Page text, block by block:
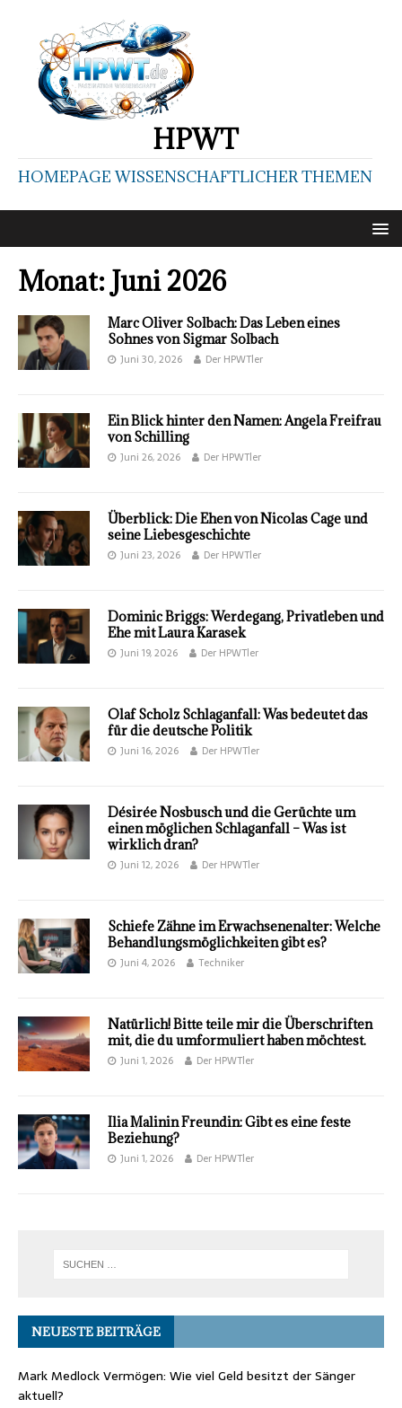
HPWT
HOMEPAGE WISSENSCHAFTLICHER THEMEN
Monat: Juni 2026
Marc Oliver Solbach: Das Leben eines
Sohnes von Sigmar Solbach
Juni 30, 2026 Der HPWTler
Ein Blick hinter den Namen: Angela Freifrau
von Schilling
Juni 26, 2026 Der HPWTler
Überblick: Die Ehen von Nicolas Cage und
seine Liebesgeschichte
Juni 23, 2026 Der HPWTler
Dominic Briggs: Werdegang, Privatleben und
Ehe mit Laura Karasek
Juni 19, 2026 Der HPWTler
Olaf Scholz Schlaganfall: Was bedeutet das
für die deutsche Politik
Juni 16, 2026 Der HPWTler
Désirée Nosbusch und die Gerüchte um
einen möglichen Schlaganfall – Was ist
wirklich dran?
Juni 12, 2026 Der HPWTler
Schiefe Zähne im Erwachsenenalter: Welche
Behandlungsmöglichkeiten gibt es?
Juni 4, 2026 Techniker
Natürlich! Bitte teile mir die Überschriften
mit, die du umformuliert haben möchtest.
Juni 1, 2026 Der HPWTler
Ilia Malinin Freundin: Gibt es eine feste
Beziehung?
Juni 1, 2026 Der HPWTler
NEUESTE BEITRÄGE
Mark Medlock Vermögen: Wie viel Geld besitzt der Sänger
aktuell?